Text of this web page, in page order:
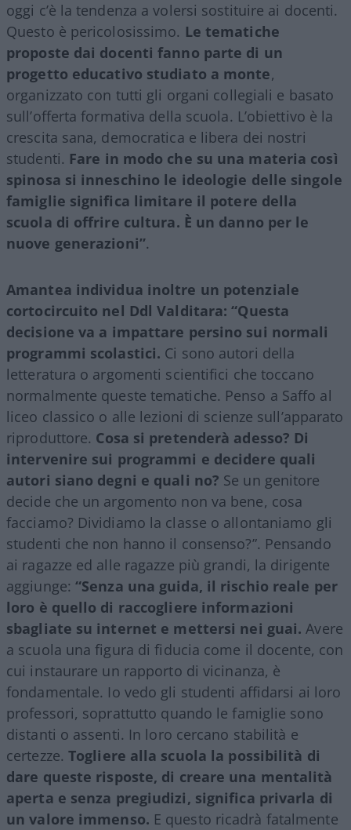
oggi c’è la tendenza a volersi sostituire ai docenti.
Questo è pericolosissimo. Le tematiche
proposte dai docenti fanno parte di un
progetto educativo studiato a monte,
organizzato con tutti gli organi collegiali e basato
sull’offerta formativa della scuola. L’obiettivo è la
crescita sana, democratica e libera dei nostri
studenti. Fare in modo che su una materia così
spinosa si inneschino le ideologie delle singole
famiglie significa limitare il potere della
scuola di offrire cultura. È un danno per le
nuove generazioni”.
Amantea individua inoltre un potenziale
cortocircuito nel Ddl Valditara: “Questa
decisione va a impattare persino sui normali
programmi scolastici. Ci sono autori della
letteratura o argomenti scientifici che toccano
normalmente queste tematiche. Penso a Saffo al
liceo classico o alle lezioni di scienze sull’apparato
riproduttore. Cosa si pretenderà adesso? Di
intervenire sui programmi e decidere quali
autori siano degni e quali no? Se un genitore
decide che un argomento non va bene, cosa
facciamo? Dividiamo la classe o allontaniamo gli
studenti che non hanno il consenso?”. Pensando
ai ragazze ed alle ragazze più grandi, la dirigente
aggiunge: “Senza una guida, il rischio reale per
loro è quello di raccogliere informazioni
sbagliate su internet e mettersi nei guai. Avere
a scuola una figura di fiducia come il docente, con
cui instaurare un rapporto di vicinanza, è
fondamentale. Io vedo gli studenti affidarsi ai loro
professori, soprattutto quando le famiglie sono
distanti o assenti. In loro cercano stabilità e
certezze. Togliere alla scuola la possibilità di
dare queste risposte, di creare una mentalità
aperta e senza pregiudizi, significa privarla di
un valore immenso. E questo ricadrà fatalmente